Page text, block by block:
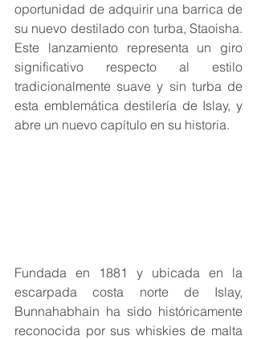
oportunidad de adquirir una barrica de
su nuevo destilado con turba, Staoisha.
Este lanzamiento representa un giro
significativo respecto al estilo
tradicionalmente suave y sin turba de
esta emblemática destilería de Islay, y
abre un nuevo capítulo en su historia.
Fundada en 1881 y ubicada en la
escarpada costa norte de Islay,
Bunnahabhain ha sido históricamente
reconocida por sus whiskies de malta